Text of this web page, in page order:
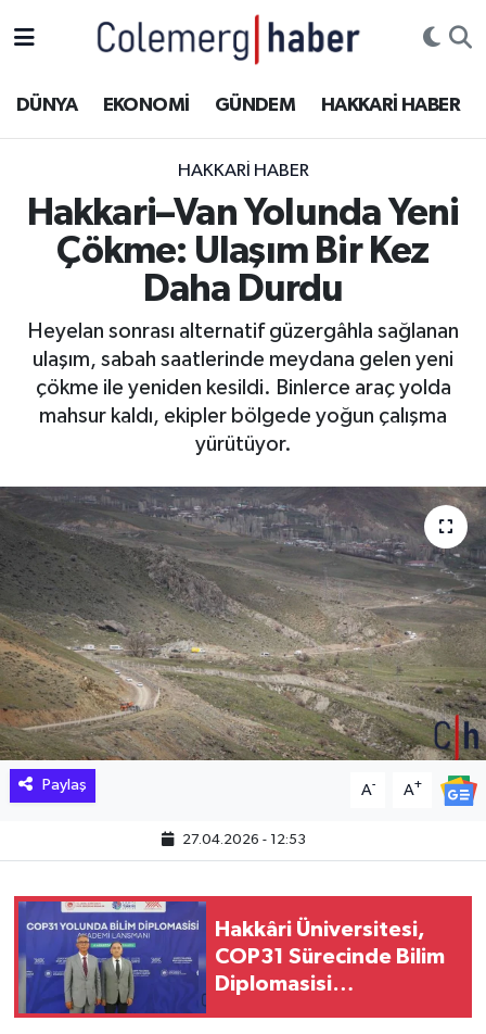
DÜNYA EKONOMİ GÜNDEM HAKKARİ HABER
HAKKARI HABER
Hakkari–Van Yolunda Yeni
Çökme: Ulaşım Bir Kez
Daha Durdu
Heyelan sonrası alternatif güzergâhla sağlanan
ulaşım, sabah saatlerinde meydana gelen yeni
çökme ile yeniden kesildi. Binlerce araç yolda
mahsur kaldı, ekipler bölgede yoğun çalışma
yürütüyor.
Paylaş A- A+
27.04.2026 - 12:53
Hakkâri Üniversitesi,
COP31 Sürecinde Bilim
Diplomasisi
ASAYİŞ
DOĞA
EĞİTİM
EKONOMİ
Hakkari Haber
İLGİNÇ HABERLER
KADIN
KÜLTÜR SANAT
MAGAZİN
MAKALE
POLİTİKA
REKLAM
SAĞLIK
SİYASET
Hakkâri Hava Durumu
Hakkari Namaz Vakitleri
Hakkâri Trafik Yoğunluk Haritası
Süper Lig Puan Durumu ve Fikstür
Tüm Manşetler
Son Dakika Haberleri